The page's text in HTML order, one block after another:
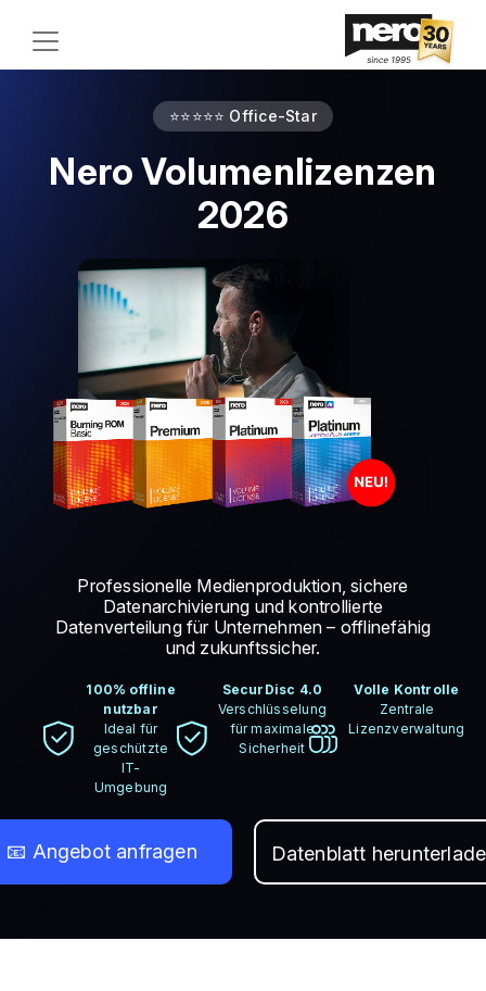
⭐⭐⭐⭐⭐ Office-Star
Nero Volumenlizenzen
2026
Professionelle Medienproduktion, sichere
Datenarchivierung und kontrollierte
Datenverteilung für Unternehmen – offlinefähig
und zukunftssicher.
100% offline
nutzbar
Ideal für
geschützte
IT-
Umgebung
SecurDisc 4.0
Verschlüsselung
für maximale
Sicherheit
Volle Kontrolle
Zentrale
Lizenzverwaltung
📧 Angebot anfragen Datenblatt